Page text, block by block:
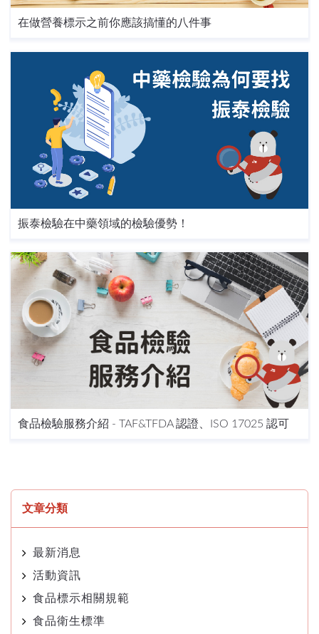
在做營養標示之前你應該搞懂的八件事
振泰檢驗在中藥領域的檢驗優勢！
食品檢驗服務介紹 - TAF&TFDA 認證、ISO 17025 認可
文章分類
最新消息
活動資訊
食品標示相關規範
食品衛生標準